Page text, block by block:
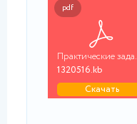
pdf
1320516.kb
Скачать